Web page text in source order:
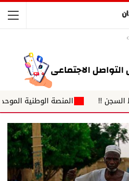
المنصة الوطنية الموحدة